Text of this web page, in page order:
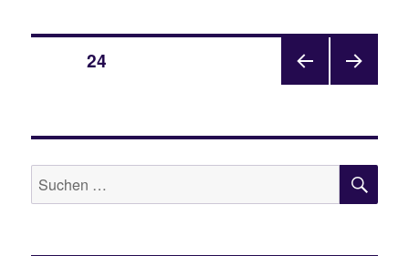
Seine
Beitragsnavigation
SEIT
E
SEITE24
E
Suche
nach: